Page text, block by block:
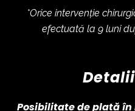
*Orice intervenție
efectuată la 9 luni
Posibilitate de plată în